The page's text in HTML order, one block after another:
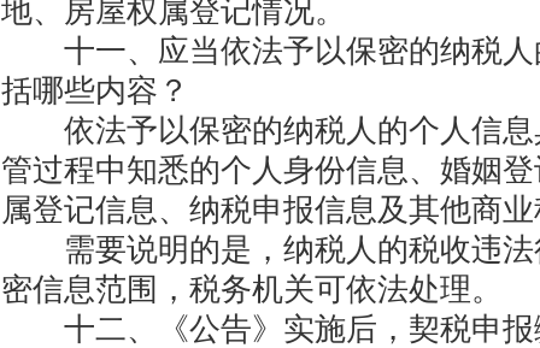
地、房屋权属登记情况。
十一、应当依法予以保密的纳税人
括哪些内容？
依法予以保密的纳税人的个人信息
管过程中知悉的个人身份信息、婚姻
属登记信息、纳税申报信息及其他商
需要说明的是，纳税人的税收违法
密信息范围，税务机关可依法处理。
十二、《公告》实施后，契税申报